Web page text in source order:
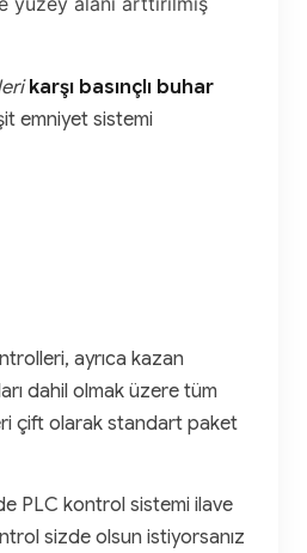
karşı basınçlı buhar
emniyet sistemi
ayrıca kazan
dahil olmak üzere tüm
çift olarak standart paket
PLC kontrol sistemi ilave
sizde olsun istiyorsanız